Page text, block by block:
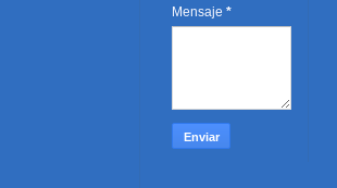
Mensaje *